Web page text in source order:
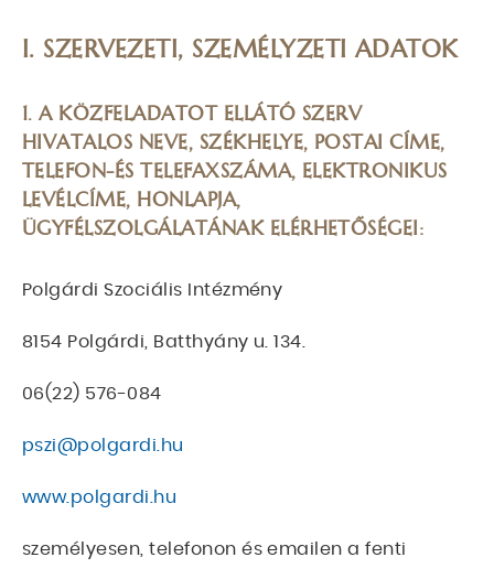
MORZSA
I. SZERVEZETI, SZEMÉLYZETI ADATOK
1. A KÖZFELADATOT ELLÁTÓ SZERV
HIVATALOS NEVE, SZÉKHELYE, POSTAI CÍME,
TELEFON-ÉS TELEFAXSZÁMA, ELEKTRONIKUS
LEVÉLCÍME, HONLAPJA,
ÜGYFÉLSZOLGÁLATÁNAK ELÉRHETŐSÉGEI:
Polgárdi Szociális Intézmény
8154 Polgárdi, Batthyány u. 134.
06(22) 576-084
pszi@polgardi.hu
www.polgardi.hu
személyesen, telefonon és emailen a fenti